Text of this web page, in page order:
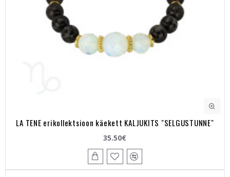
LA TENE erikollektsioon käekett KALJUKITS "SELGUSTUNNE"
35.50€